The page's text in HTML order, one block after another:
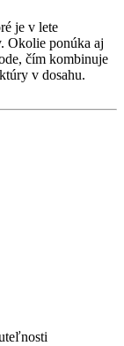
je v lete
Okolie ponúka aj
čím kombinuje
v dosahu.